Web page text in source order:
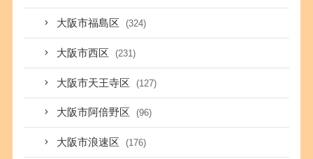
大阪市福島区 (324)
大阪市西区 (231)
大阪市天王寺区 (127)
大阪市阿倍野区 (96)
大阪市浪速区 (176)